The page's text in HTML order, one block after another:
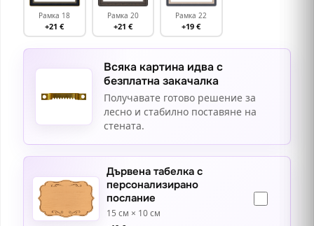
Рамка 18
+21 €
Рамка 20
+21 €
Рамка 22
+19 €
Всяка картина идва с
безплатна закачалка
Получавате готово решение за
лесно и стабилно поставяне на
стената.
Дървена табелка с
персонализирано
послание
15 см × 10 см